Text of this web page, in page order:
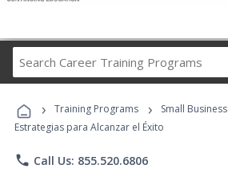
Career
Programs
› Training Programs › Small Business
Estrategias para Alcanzar el Éxito
phone Call Us: 855.520.6806